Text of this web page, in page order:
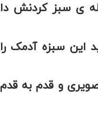
ی سبز کردنش دا
این سبزه آدمک را
و قدم به قدم